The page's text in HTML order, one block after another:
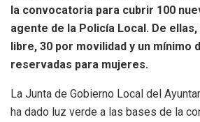
la convocatoria para cubrir 100
agente de la Policía Local. De
libre, 30 por movilidad y un mínimo
reservadas para mujeres.
La Junta de Gobierno Local del
ha dado luz verde a las bases de la